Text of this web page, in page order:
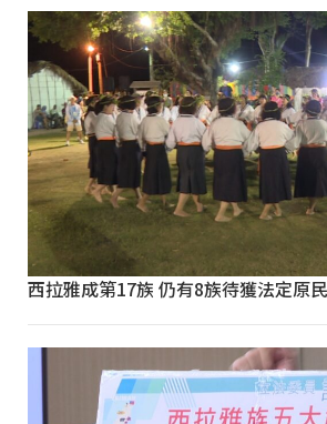
西拉雅成第17族 仍有8族待獲法定原